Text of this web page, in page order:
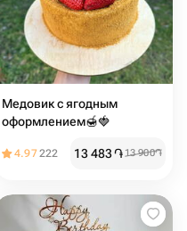
Медовик с ягодным
оформлением🍯🍓
4.97222 13 483֏13 900֏